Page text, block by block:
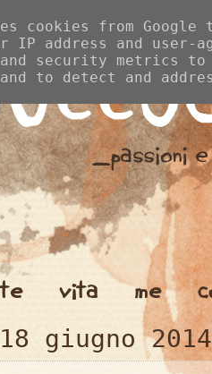
vita me
giugno 2014
cookies from
address and user-
and security metrics
to detect and